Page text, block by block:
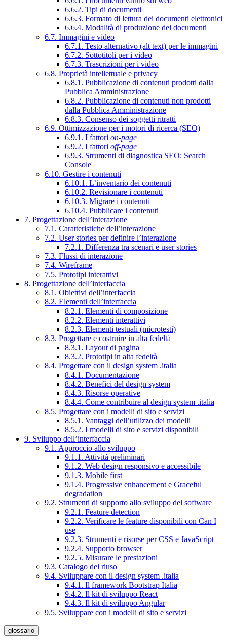
6.6.2. Tipi di documenti
6.6.3. Formato di lettura dei documenti elettronici
6.6.4. Modalità di produzione dei documenti
6.7. Immagini e video
6.7.1. Testo alternativo (alt text) per le immagini
6.7.2. Sottotitoli per i video
6.7.3. Trascrizioni per i video
6.8. Proprietà intellettuale e privacy
6.8.1. Pubblicazione di contenuti prodotti dalla
Pubblica Amministrazione
6.8.2. Pubblicazione di contenuti non prodotti
dalla Pubblica Amministrazione
6.8.3. Consenso dei soggetti ritratti
6.9. Ottimizzazione per i motori di ricerca (SEO)
6.9.1. I fattori on-page
6.9.2. I fattori off-page
6.9.3. Strumenti di diagnostica SEO: Search
Console
6.10. Gestire i contenuti
6.10.1. L’inventario dei contenuti
6.10.2. Revisionare i contenuti
6.10.3. Migrare i contenuti
6.10.4. Pubblicare i contenuti
7. Progettazione dell’interazione
7.1. Caratteristiche dell’interazione
7.2. User stories per definire l’interazione
7.2.1. Differenza tra scenari e user stories
7.3. Flussi di interazione
7.4. Wireframe
7.5. Prototipi interattivi
8. Progettazione dell’interfaccia
8.1. Obiettivi dell’interfaccia
8.2. Elementi dell’interfaccia
8.2.1. Elementi di composizione
8.2.2. Elementi interattivi
8.2.3. Elementi testuali (microtesti)
8.3. Progettare e costruire in alta fedeltà
8.3.1. Layout di pagina
8.3.2. Prototipi in alta fedeltà
8.4. Progettare con il design system .italia
8.4.1. Documentazione
8.4.2. Benefici del design system
8.4.3. Risorse operative
8.4.4. Come contribuire al design system .italia
8.5. Progettare con i modelli di sito e servizi
8.5.1. Vantaggi dell’utilizzo dei modelli
8.5.2. I modelli di sito e servizi disponibili
9. Sviluppo dell’interfaccia
9.1. Approccio allo sviluppo
9.1.1. Attività preliminari
9.1.2. Web design responsivo e accessibile
9.1.3. Mobile first
9.1.4. Progressive enhancement e Graceful
degradation
9.2. Strumenti di supporto allo sviluppo del software
9.2.1. Feature detection
9.2.2. Verificare le feature disponibili con Can I
use
9.2.3. Strumenti e risorse per CSS e JavaScript
9.2.4. Supporto browser
9.2.5. Misurare le prestazioni
9.3. Catalogo del riuso
9.4. Sviluppare con il design system .italia
9.4.1. Il framework Bootstrap Italia
9.4.2. Il kit di sviluppo React
9.4.3. Il kit di sviluppo Angular
9.5. Sviluppare con i modelli di sito e servizi
glossario